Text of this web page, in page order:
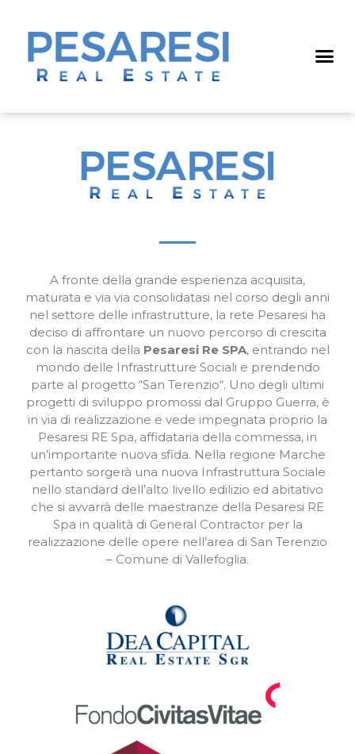
A fronte della grande esperienza acquisita,
maturata e via via consolidatasi nel corso degli anni
nel settore delle infrastrutture, la rete Pesaresi ha
deciso di affrontare un nuovo percorso di crescita
con la nascita della Pesaresi Re SPA, entrando nel
mondo delle Infrastrutture Sociali e prendendo
parte al progetto “San Terenzio“. Uno degli ultimi
progetti di sviluppo promossi dal Gruppo Guerra, è
in via di realizzazione e vede impegnata proprio la
Pesaresi RE Spa, affidataria della commessa, in
un’importante nuova sfida. Nella regione Marche
pertanto sorgerà una nuova Infrastruttura Sociale
nello standard dell’alto livello edilizio ed abitativo
che si avvarrà delle maestranze della Pesaresi RE
Spa in qualità di General Contractor per la
realizzazione delle opere nell’area di San Terenzio
– Comune di Vallefoglia.